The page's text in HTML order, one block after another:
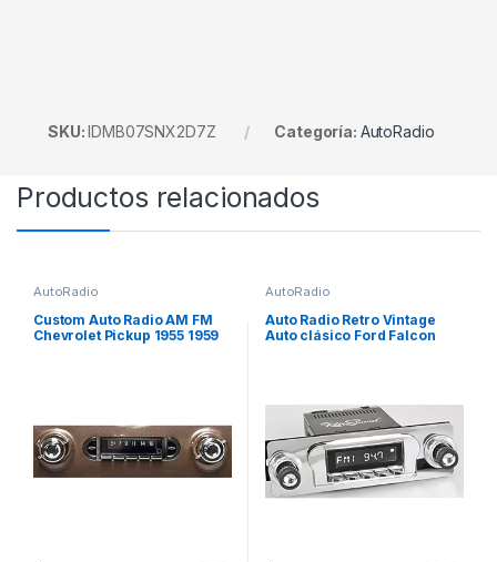
SKU:IDMB07SNX2D7Z Categoría: AutoRadio
Productos relacionados
AutoRadio
Custom Auto Radio AM FM
Chevrolet Pickup 1955 1959
AutoRadio
Auto Radio Retro Vintage
Auto clásico Ford Falcon